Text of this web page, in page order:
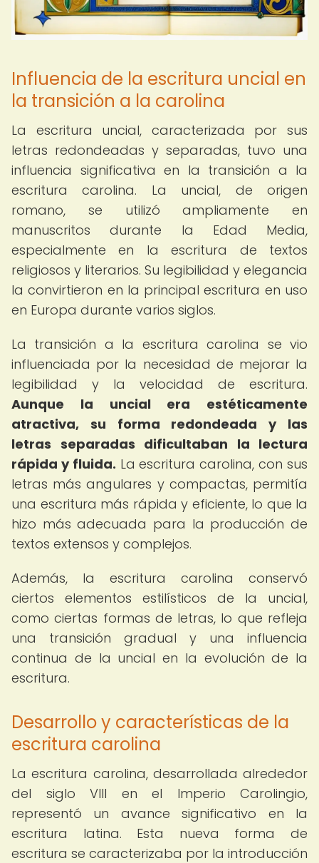
Influencia de la escritura uncial en
la transición a la carolina
La escritura uncial, caracterizada por sus
letras redondeadas y separadas, tuvo una
influencia significativa en la transición a la
escritura carolina. La uncial, de origen
romano, se utilizó ampliamente en
manuscritos durante la Edad Media,
especialmente en la escritura de textos
religiosos y literarios. Su legibilidad y elegancia
la convirtieron en la principal escritura en uso
en Europa durante varios siglos.
La transición a la escritura carolina se vio
influenciada por la necesidad de mejorar la
legibilidad y la velocidad de escritura.
Aunque la uncial era estéticamente
atractiva, su forma redondeada y las
letras separadas dificultaban la lectura
rápida y fluida. La escritura carolina, con sus
letras más angulares y compactas, permitía
una escritura más rápida y eficiente, lo que la
hizo más adecuada para la producción de
textos extensos y complejos.
Además, la escritura carolina conservó
ciertos elementos estilísticos de la uncial,
como ciertas formas de letras, lo que refleja
una transición gradual y una influencia
continua de la uncial en la evolución de la
escritura.
Desarrollo y características de la
escritura carolina
La escritura carolina, desarrollada alrededor
del siglo VIII en el Imperio Carolingio,
representó un avance significativo en la
escritura latina. Esta nueva forma de
escritura se caracterizaba por la introducción